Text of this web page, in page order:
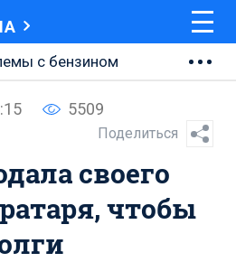
с бензином
5509
Поделиться
своего
чтобы